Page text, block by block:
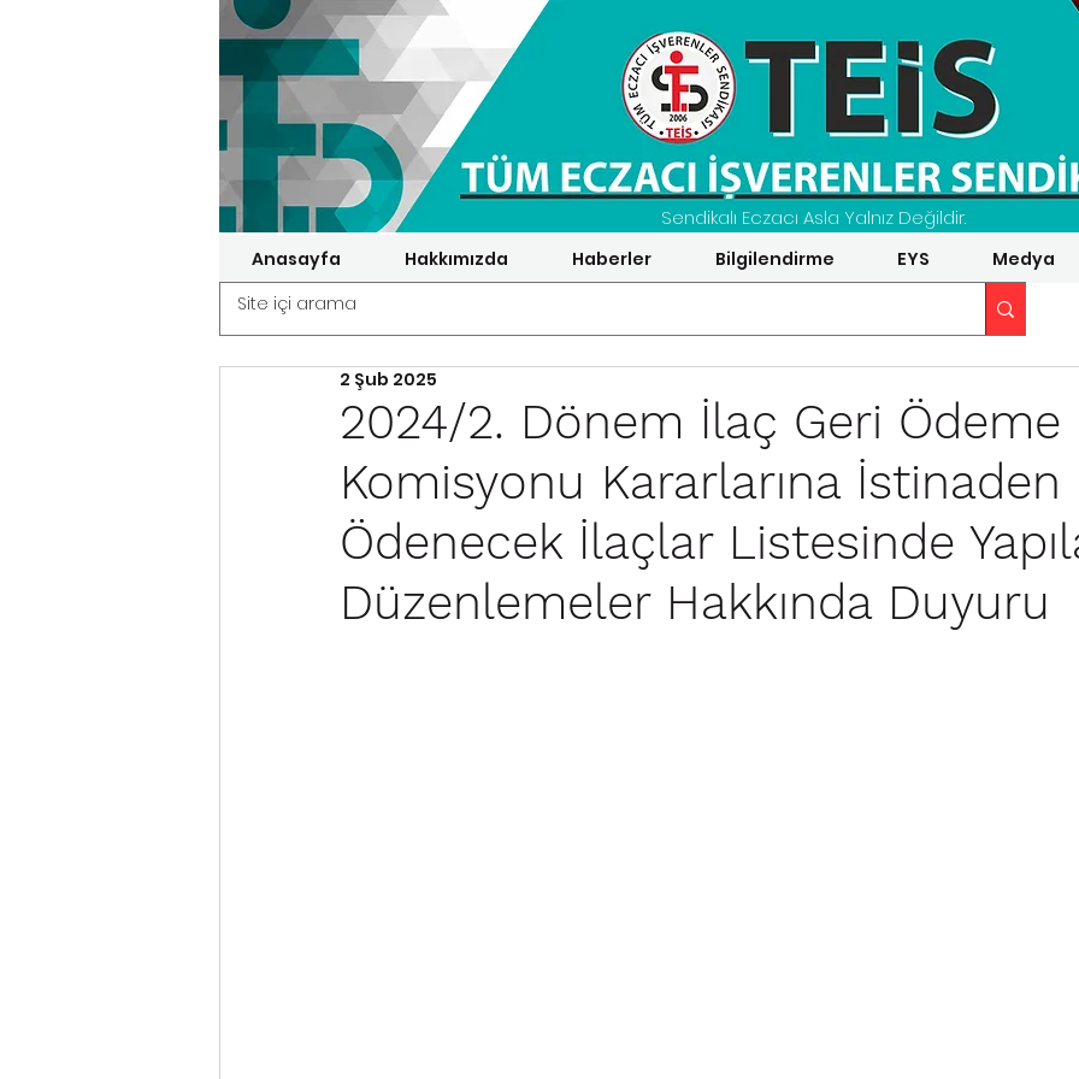
Sendikalı Eczacı Asla Yalnız Değildir.
Anasayfa Hakkımızda Haberler Bilgilendirme EYS Medya
2024/2. Dönem İlaç Geri Ödeme
Komisyonu Kararlarına İstinaden
Ödenecek İlaçlar Listesinde
Düzenlemeler Hakkında Duyuru
2 Şub 2025